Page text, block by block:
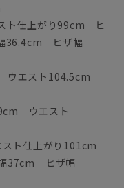
ト仕上がり99cm ヒ
36.4cm ヒザ幅
エスト104.5cm
ウエスト
ト仕上がり101cm
37cm ヒザ幅